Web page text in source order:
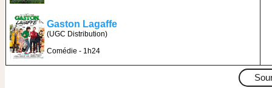
Gaston Lagaffe
(UGC Distribution)
Comédie - 1h24